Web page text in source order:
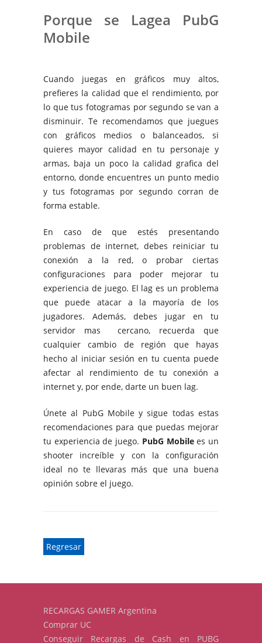
Porque se Lagea PubG
Mobile
Cuando juegas en gráficos muy altos,
prefieres la calidad que el rendimiento, por
lo que tus fotogramas por segundo se van a
disminuir. Te recomendamos que juegues
con gráficos medios o balanceados, si
quieres mayor calidad en tu personaje y
armas, baja un poco la calidad grafica del
entorno, donde encuentres un punto medio
y tus fotogramas por segundo corran de
forma estable.
En caso de que estés presentando
problemas de internet, debes reiniciar tu
conexión a la red, o probar ciertas
configuraciones para poder mejorar tu
experiencia de juego. El lag es un problema
que puede atacar a la mayoría de los
jugadores. Además, debes jugar en tu
servidor mas cercano, recuerda que
cualquier cambio de región que hayas
hecho al iniciar sesión en tu cuenta puede
afectar al rendimiento de tu conexión a
internet y, por ende, darte un buen lag.
Únete al PubG Mobile y sigue todas estas
recomendaciones para que puedas mejorar
tu experiencia de juego. PubG Mobilees un
shooter increíble y con la configuración
ideal no te llevaras más que una buena
opinión sobre el juego.
Regresar
RECARGAS GAMER Argentina
Comprar UC
Conseguir Recargas de Cash en PUBG